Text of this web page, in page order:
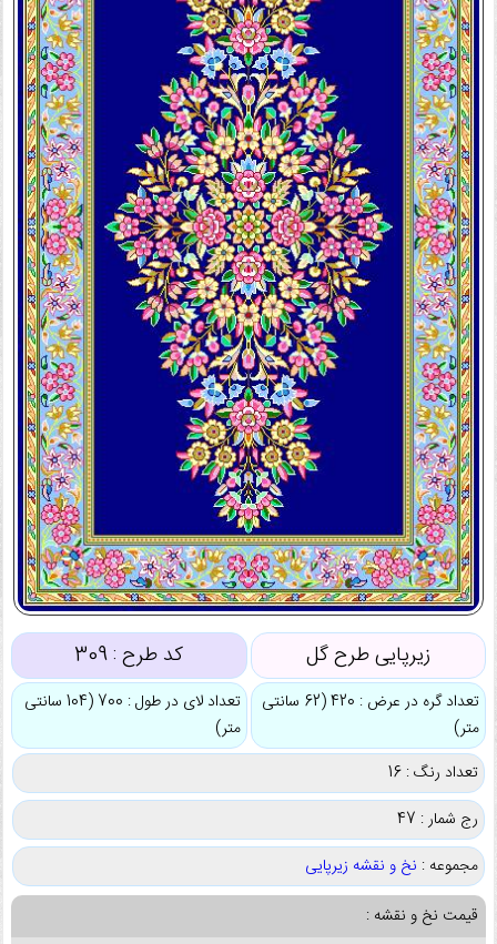
زیرپایی طرح گل کد طرح :309
تعداد گره در عرض : 420 (62 سانتی
متر)
تعداد لای در طول : 700 (104 سانتی
متر)
تعداد رنگ : 16
رج شمار : 47
مجموعه : نخ و نقشه زیرپایی
قیمت نخ و نقشه :